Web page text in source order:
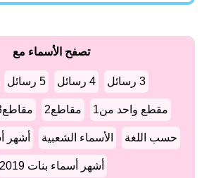
تصفح الأسماء مع
3 رسائل 4 رسائل 5 رسائل
مقطع واحد من1 مقاطع2 مقاطع3
حسب اللغة الأسماء الشعبية أشهر
أشهر أسماء بنات 2019